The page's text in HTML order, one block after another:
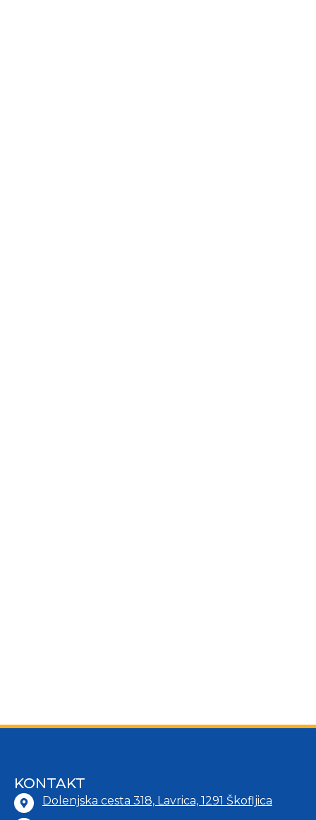
KONTAKT
Dolenjska cesta 318, Lavrica, 1291 Škofljica